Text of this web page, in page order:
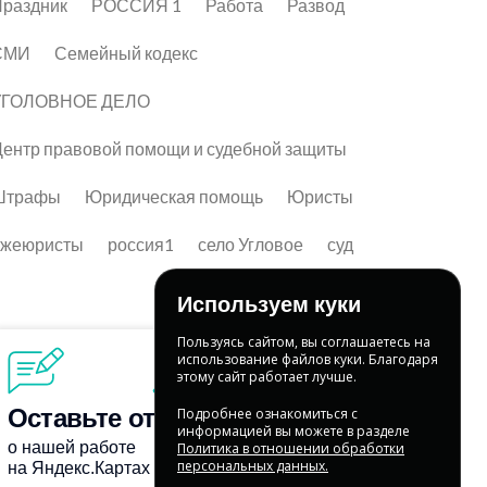
РОССИЯ 1 Работа Развод
Семейный кодекс
ДЕЛО
правовой помощи и судебной защиты
Юридическая помощь Юристы
россия1 село Угловое суд
Используем куки
Пользуясь сайтом, вы соглашаетесь на
использование файлов куки. Благодаря
этому сайт работает лучше.
Подробнее ознакомиться с
информацией вы можете в разделе
Политика в отношении обработки
персональных данных.